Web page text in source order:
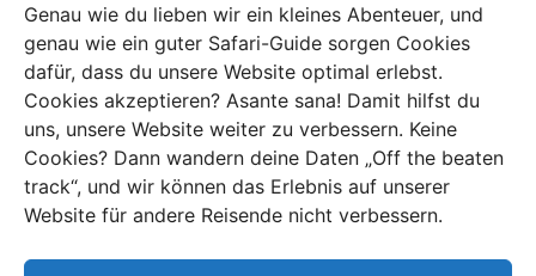
Genau wie du lieben wir ein kleines Abenteuer, und
genau wie ein guter Safari-Guide sorgen Cookies
dafür, dass du unsere Website optimal erlebst.
Cookies akzeptieren? Asante sana! Damit hilfst du
uns, unsere Website weiter zu verbessern. Keine
Cookies? Dann wandern deine Daten „Off the beaten
track“, und wir können das Erlebnis auf unserer
Website für andere Reisende nicht verbessern.
Safari in Ruhe
Für wen?
Beste Reisezeit